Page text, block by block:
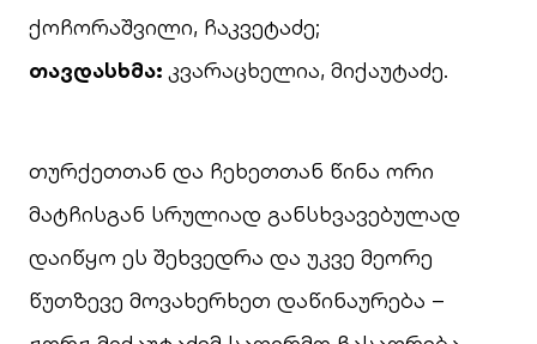
ქოჩორაშვილი, ჩაკვეტაძე;
თავდასხმა: კვარაცხელია, მიქაუტაძე.
თურქეთთან და ჩეხეთთან წინა ორი
მატჩისგან სრულიად განსხვავებულად
დაიწყო ეს შეხვედრა და უკვე მეორე
წუთზევე მოვახერხეთ დაწინაურება –